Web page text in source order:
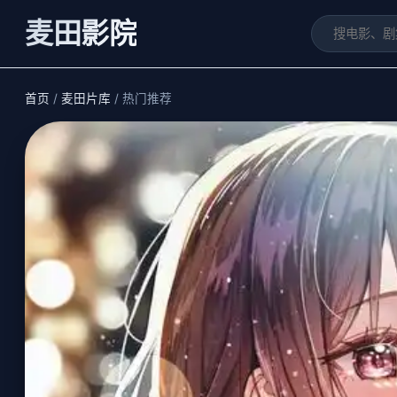
麦田影院
首页 / 麦田片库 / 热门推荐